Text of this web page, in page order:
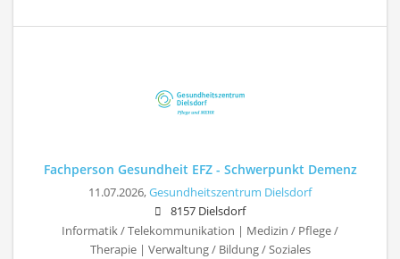
Fachperson Gesundheit EFZ - Schwerpunkt Demenz
11.07.2026,Gesundheitszentrum Dielsdorf
8157 Dielsdorf
Informatik / Telekommunikation | Medizin / Pflege /
Therapie | Verwaltung / Bildung / Soziales